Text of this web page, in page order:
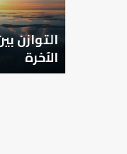
التوازن
الآخرة